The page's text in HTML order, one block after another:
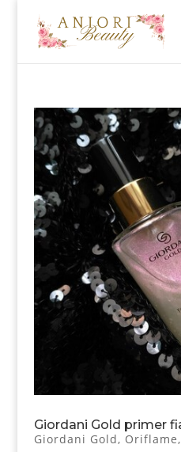
Giordani Gold primer
Giordani Gold, Oriflame,